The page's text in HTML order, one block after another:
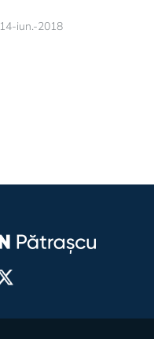
14-iun.-2018